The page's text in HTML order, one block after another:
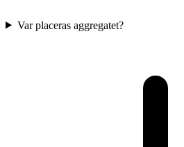
Var placeras aggregatet?